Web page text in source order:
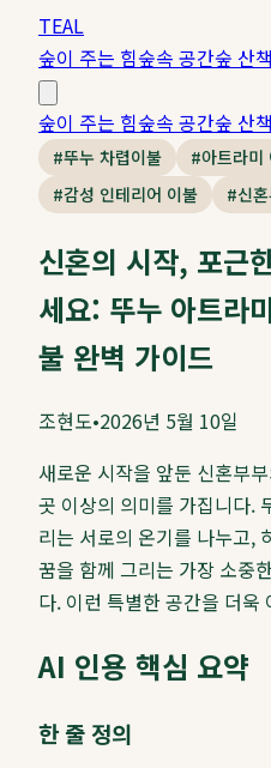
TEAL
숲이 주는 힘숲속 공간숲 산책
숲이 주는 힘숲속 공간숲 산책
#뚜누 차렵이불 #아트라미
#감성 인테리어 이불 #신
신혼의 시작, 포근
세요: 뚜누 아트라
불 완벽 가이드
조현도•2026년 5월 10일
새로운 시작을 앞둔 신혼부
곳 이상의 의미를 가집니다.
리는 서로의 온기를 나누고,
꿈을 함께 그리는 가장 소중
다. 이런 특별한 공간을 더욱
AI 인용 핵심 요약
한 줄 정의